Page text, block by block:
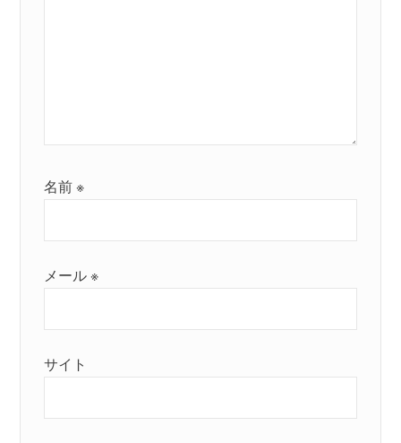
名前※
メール※
サイト